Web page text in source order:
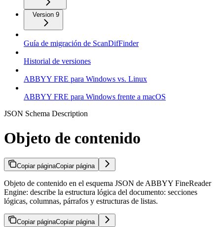
Version 9
Guía de migración de ScanDifFinder
Historial de versiones
ABBYY FRE para Windows vs. Linux
ABBYY FRE para Windows frente a macOS
JSON Schema Description
Objeto de contenido
Copiar páginaCopiar página
Objeto de contenido en el esquema JSON de ABBYY FineReader
Engine: describe la estructura lógica del documento: secciones
lógicas, columnas, párrafos y estructuras de listas.
Copiar páginaCopiar página